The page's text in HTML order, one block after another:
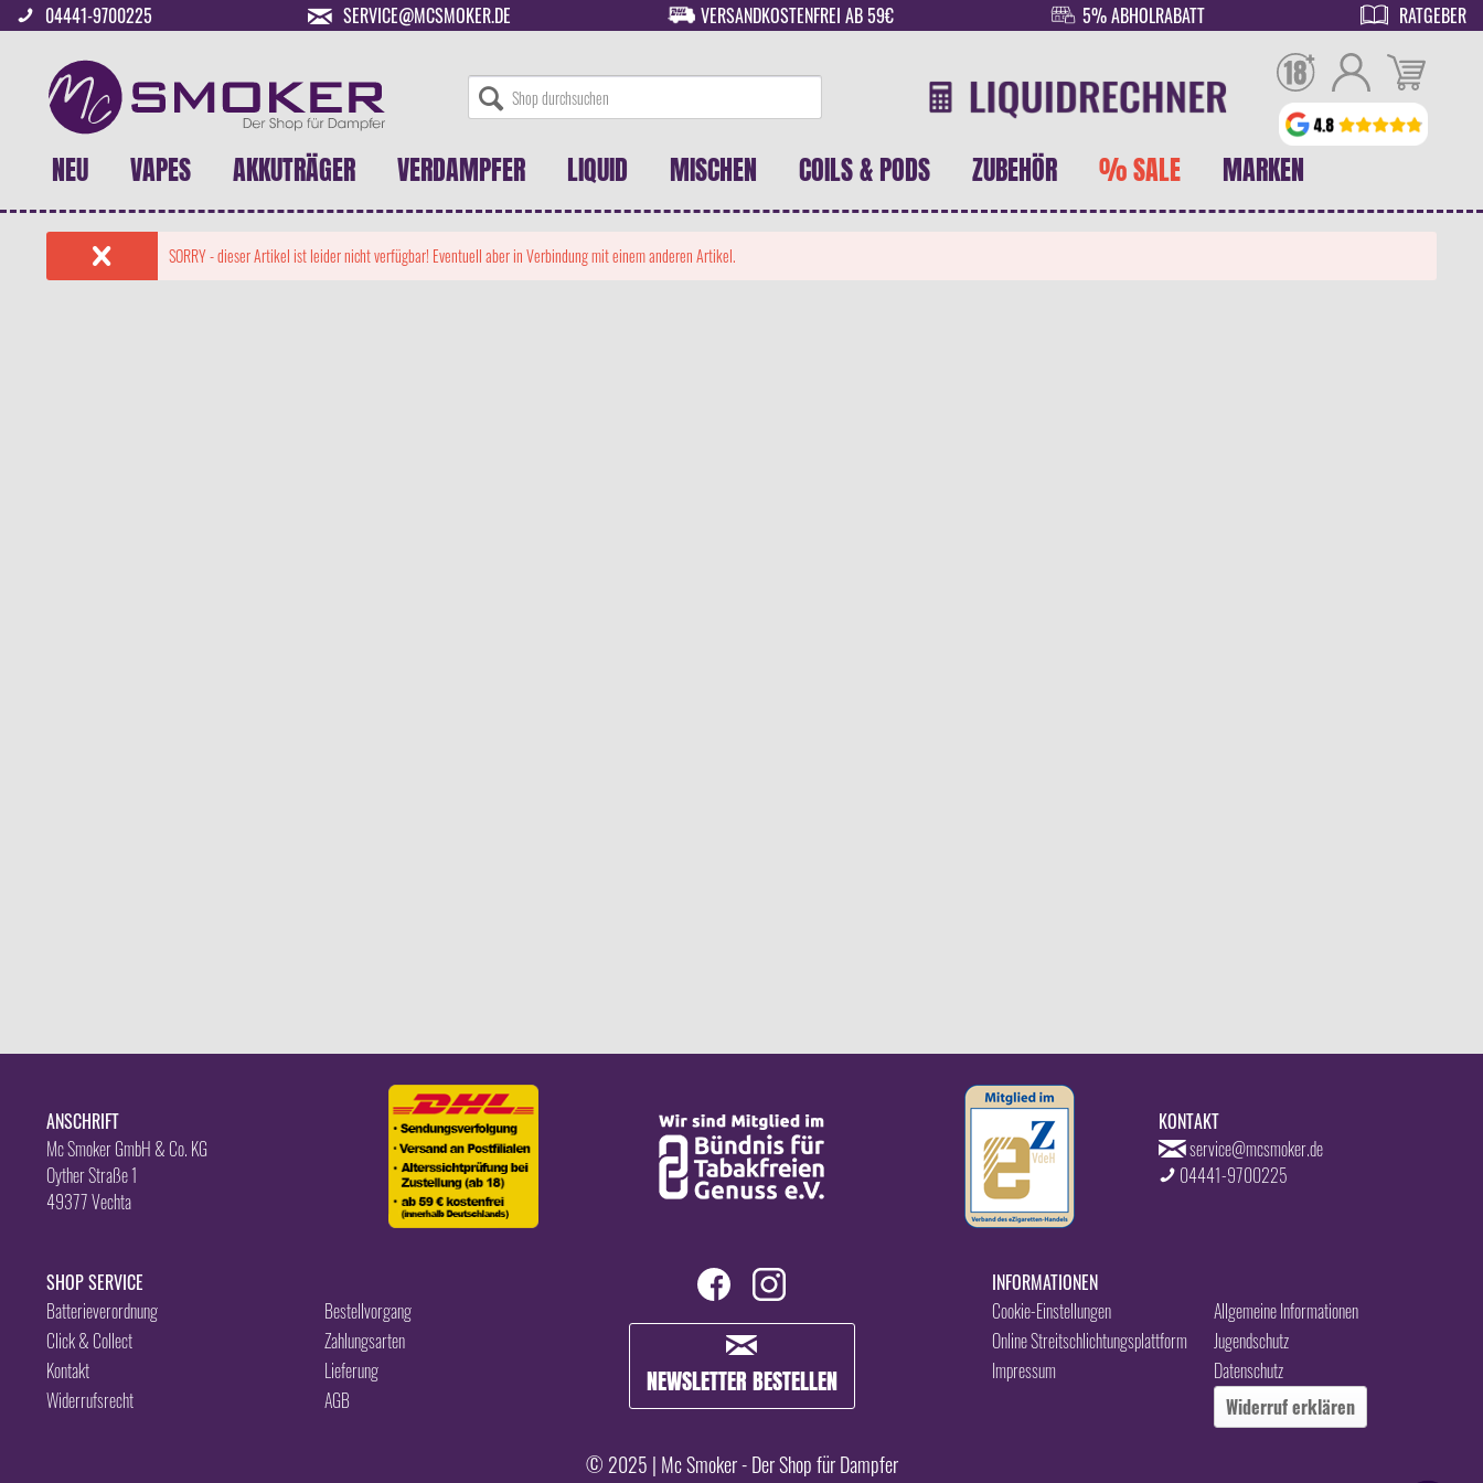
04441-9700225 SERVICE@MCSMOKER.DE VERSANDKOSTENFREI AB 59€ 5% ABHOLRABATT RATGEBER
NEU VAPES AKKUTRÄGER VERDAMPFER LIQUID MISCHEN COILS & PODS ZUBEHÖR % SALE MARKEN
SORRY - dieser Artikel ist leider nicht verfügbar! Eventuell aber in Verbindung mit einem anderen Artikel.
ANSCHRIFT
Mc Smoker GmbH & Co. KG
Oyther Straße 1
49377 Vechta
KONTAKT
service@mcsmoker.de
04441-9700225
SHOP SERVICE
Batterieverordnung
Bestellvorgang
Click & Collect
Zahlungsarten
Kontakt
Lieferung
Widerrufsrecht
AGB
NEWSLETTER BESTELLEN
INFORMATIONEN
Allgemeine Informationen
Cookie-Einstellungen
Jugendschutz
Online Streitschlichtungsplattform
Datenschutz
Impressum
Widerruf erklären
© 2025 | Mc Smoker - Der Shop für Dampfer